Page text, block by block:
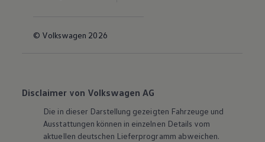
© Volkswagen 2026
Disclaimer von Volkswagen AG
Die in dieser Darstellung gezeigten Fahrzeuge und
Ausstattungen können in einzelnen Details vom
aktuellen deutschen Lieferprogramm abweichen.